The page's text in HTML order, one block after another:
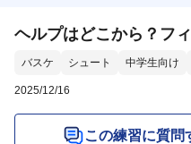
ヘルプはどこから？フ
バスケ シュート 中学生向け
2025/12/16
この練習に質問